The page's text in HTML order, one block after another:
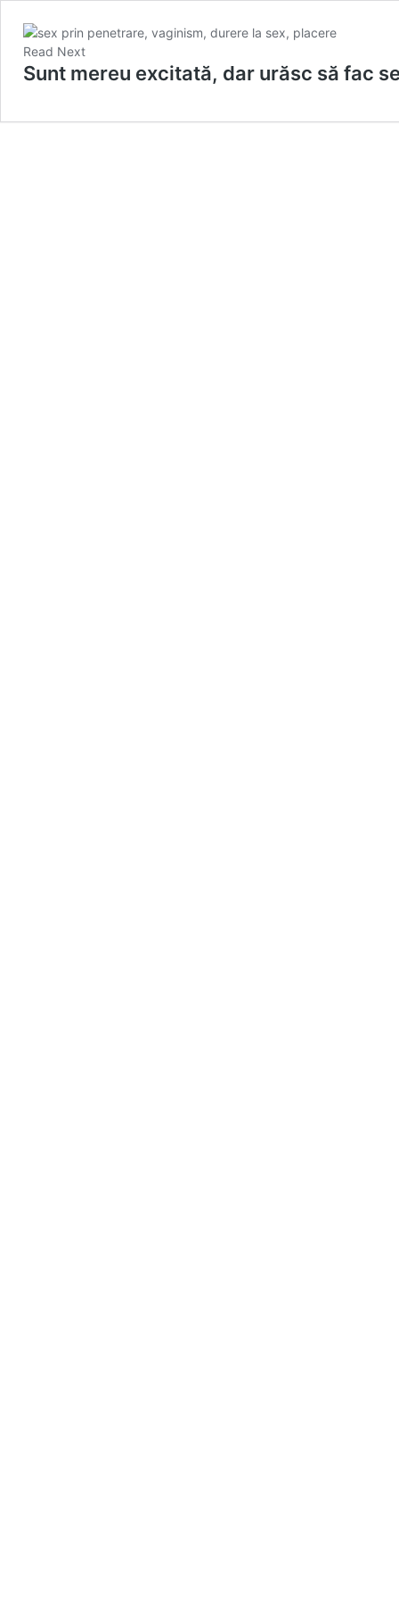
Read Next
Sunt mereu excitată, dar urăsc să fac